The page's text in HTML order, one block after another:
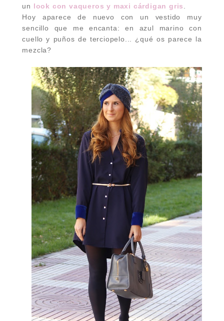
un look con vaqueros y maxi cárdigan gris.
Hoy aparece de nuevo con un vestido muy
sencillo que me encanta: en azul marino con
cuello y puños de terciopelo... ¿qué os parece la
mezcla?